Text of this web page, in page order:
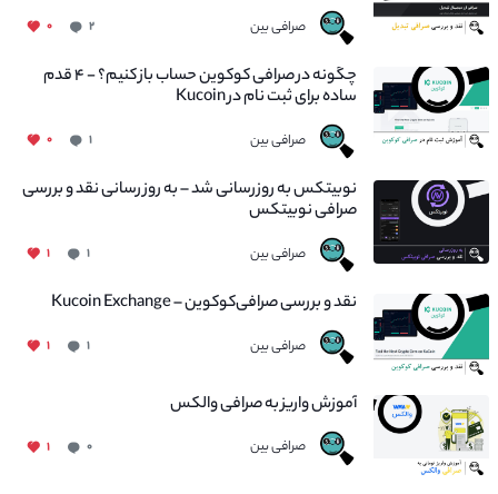
صرافی بین ۲ ۰
چگونه در صرافی کوکوین حساب باز کنیم؟ - ۴ قدم
ساده برای ثبت نام در Kucoin
صرافی بین ۱ ۰
نوبیتکس به روزرسانی شد – به روز رسانی نقد و بررسی
صرافی نوبیتکس
صرافی بین ۱ ۱
نقد و بررسی صرافی‌کوکوین – Kucoin Exchange
صرافی بین ۱ ۱
آموزش واریز به صرافی والکس
صرافی بین ۰ ۱